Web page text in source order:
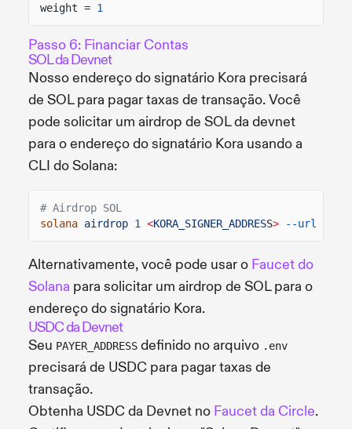
weight = 1
Passo 6: Financiar Contas
SOL da Devnet
Nosso endereço do signatário Kora precisará
de SOL para pagar taxas de transação. Você
pode solicitar um airdrop de SOL da devnet
para o endereço do signatário Kora usando a
CLI do Solana:
# Airdrop SOL
solana airdrop 1 <KORA_SIGNER_ADDRESS> --url
Alternativamente, você pode usar o Faucet do
Solana para solicitar um airdrop de SOL para o
endereço do signatário Kora.
USDC da Devnet
Seu PAYER_ADDRESS definido no arquivo .env
precisará de USDC para pagar taxas de
transação.
Obtenha USDC da Devnet no Faucet da Circle.